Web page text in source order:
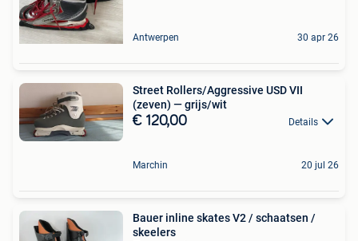
Antwerpen 30 apr 26
Street Rollers/Aggressive USD VII
(zeven) — grijs/wit
€ 120,00 Details
Marchin 20 jul 26
Bauer inline skates V2 / schaatsen /
skeelers